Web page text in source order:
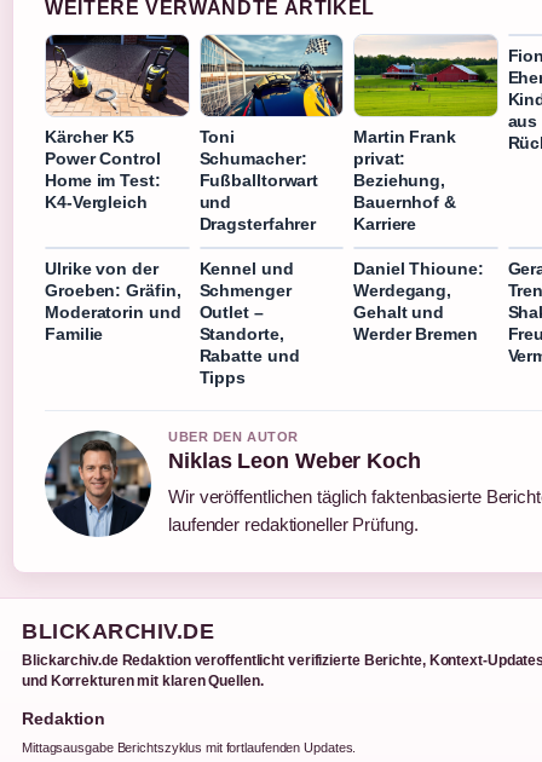
WEITERE VERWANDTE ARTIKEL
Kärcher K5
Power Control
Home im Test:
K4-Vergleich
Toni
Schumacher:
Fußballtorwart
und
Dragsterfahrer
Martin Frank
privat:
Beziehung,
Bauernhof &
Karriere
aus
Ulrike von der
Groeben: Gräfin,
Moderatorin und
Familie
Kennel und
Schmenger
Outlet –
Standorte,
Rabatte und
Tipps
Daniel Thioune:
Werdegang,
Gehalt und
Werder Bremen
UBER DEN AUTOR
Niklas Leon Weber Koch
Wir veröffentlichen täglich faktenbasierte
laufender redaktioneller Prüfung.
BLICKARCHIV.DE
Blickarchiv.de Redaktion veroffentlicht verifizierte Berichte, Kontext-
und Korrekturen mit klaren Quellen.
Redaktion
Mittagsausgabe Berichtszyklus mit fortlaufenden Updates.